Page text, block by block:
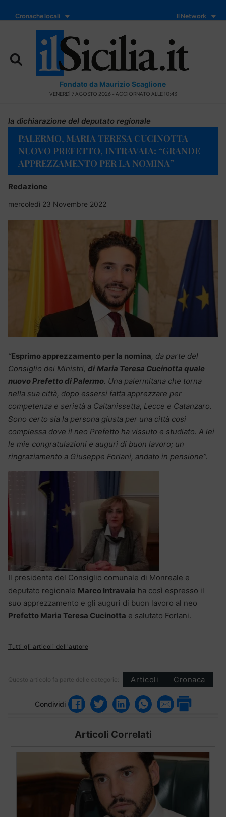
Cronache locali Il Network
Fondato da Maurizio Scaglione
VENERDÌ 7 AGOSTO 2026 - AGGIORNATO ALLE 10:43
la dichiarazione del deputato regionale
PALERMO, MARIA TERESA CUCINOTTA
NUOVO PREFETTO, INTRAVAIA: “GRANDE
APPREZZAMENTO PER LA NOMINA”
Redazione
mercoledì 23 Novembre 2022
“Esprimo apprezzamento per la nomina, da parte del
Consiglio dei Ministri, di Maria Teresa Cucinotta quale
nuovo Prefetto di Palermo. Una palermitana che torna
nella sua città, dopo essersi fatta apprezzare per
competenza e serietà a Caltanissetta, Lecce e Catanzaro.
Sono certo sia la persona giusta per una città così
complessa dove il neo Prefetto ha vissuto e studiato. A lei
le mie congratulazioni e auguri di buon lavoro; un
ringraziamento a Giuseppe Forlani, andato in pensione”.
Il presidente del Consiglio comunale di Monreale e
deputato regionale Marco Intravaia ha così espresso il
suo apprezzamento e gli auguri di buon lavoro al neo
Prefetto Maria Teresa Cucinotta e salutato Forlani.
Tutti gli articoli dell'autore
Questo articolo fa parte delle categorie: Articoli Cronaca
Condividi
Articoli Correlati